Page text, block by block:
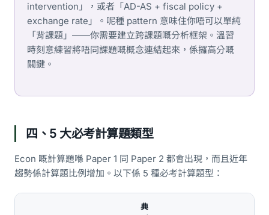
intervention」，或者「AD-AS + fiscal policy +
exchange rate」。呢種 pattern 意味住你唔可以單純
「背課題」——你需要建立跨課題嘅分析框架。溫習
時刻意練習將唔同課題嘅概念連結起來，係攞高分嘅
關鍵。
四、5 大必考計算題類型
Econ 嘅計算題喺 Paper 1 同 Paper 2 都會出現，而且近年
趨勢係計算題比例增加。以下係 5 種必考計算題型：
典